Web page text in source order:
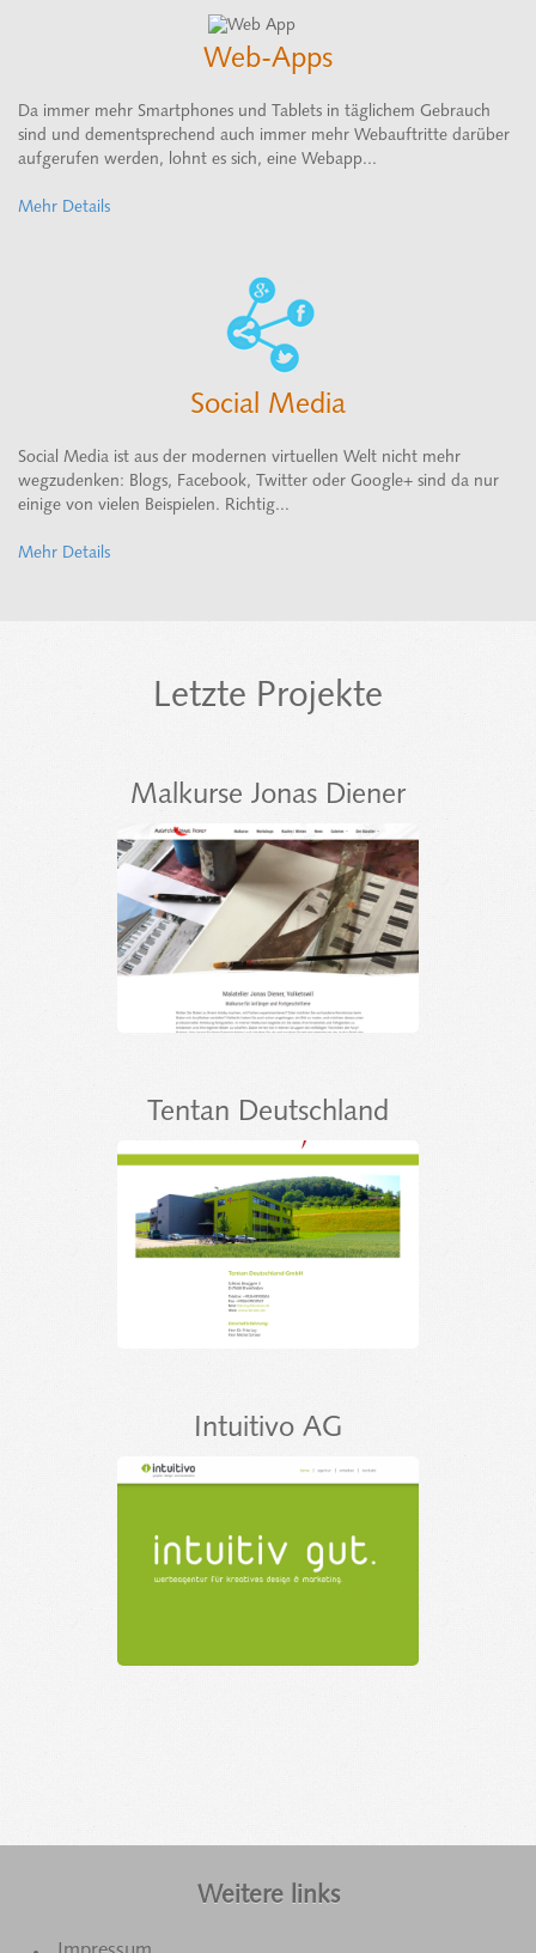
Web-Apps
Da immer mehr Smartphones und Tablets in täglichem Gebrauch
sind und dementsprechend auch immer mehr Webauftritte darüber
aufgerufen werden, lohnt es sich, eine Webapp...
Mehr Details
Social Media
Social Media ist aus der modernen virtuellen Welt nicht mehr
wegzudenken: Blogs, Facebook, Twitter oder Google+ sind da nur
einige von vielen Beispielen. Richtig...
Mehr Details
Letzte Projekte
Malkurse Jonas Diener
Tentan Deutschland
Intuitivo AG
Weitere links